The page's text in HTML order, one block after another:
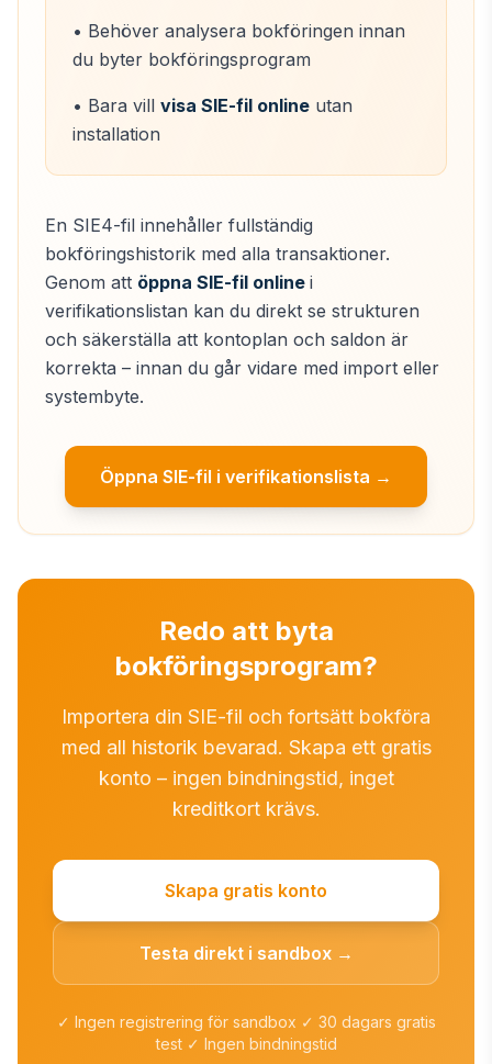
• Behöver analysera bokföringen innan
du byter bokföringsprogram
• Bara vill visa SIE-fil online utan
installation
En SIE4-fil innehåller fullständig
bokföringshistorik med alla transaktioner.
Genom att öppna SIE-fil online i
verifikationslistan kan du direkt se strukturen
och säkerställa att kontoplan och saldon är
korrekta – innan du går vidare med import eller
systembyte.
Öppna SIE-fil i verifikationslista →
Redo att byta
bokföringsprogram?
Importera din SIE-fil och fortsätt bokföra
med all historik bevarad. Skapa ett gratis
konto – ingen bindningstid, inget
kreditkort krävs.
Skapa gratis konto
Testa direkt i sandbox →
✓ Ingen registrering för sandbox ✓ 30 dagars gratis
test ✓ Ingen bindningstid